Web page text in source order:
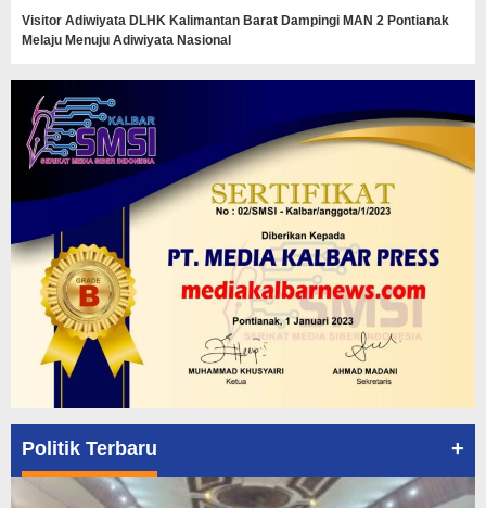
Visitor Adiwiyata DLHK Kalimantan Barat Dampingi MAN 2 Pontianak
Melaju Menuju Adiwiyata Nasional
Politik Terbaru +